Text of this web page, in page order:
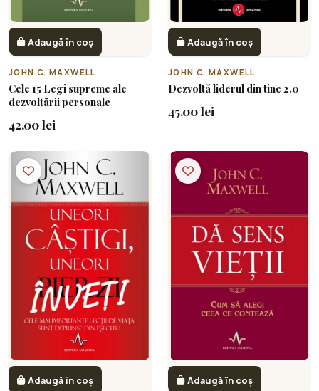
Adaugă în coș
JOHN C. MAXWELL
Cele 15 Legi supreme ale
dezvoltării personale
42.00 lei
Adaugă în coș
JOHN C. MAXWELL
Dezvoltă liderul din tine 2.0
45.00 lei
Adaugă în coș Adaugă în coș